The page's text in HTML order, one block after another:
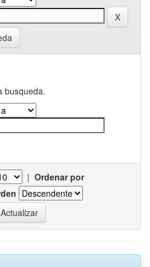
busqueda.
| Ordenar por